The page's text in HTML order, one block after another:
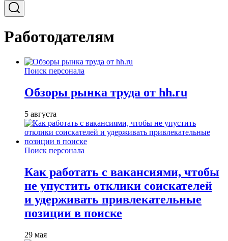
Работодателям
Поиск персонала
Обзоры рынка труда от hh.ru
5 августа
Поиск персонала
Как работать с вакансиями, чтобы
не упустить отклики соискателей
и удерживать привлекательные
позиции в поиске
29 мая